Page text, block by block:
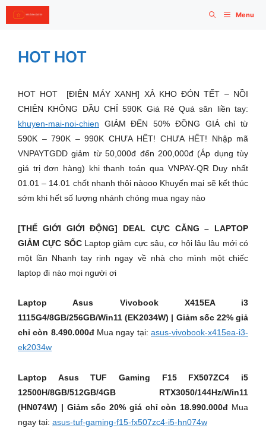
Skip
to
Menu
HOT HOT
HOT HOT [ĐIỆN MÁY XANH] XẢ KHO ĐÓN TẾT – NỒI
CHIÊN KHÔNG DẦU CHỈ 590K Giá Rẻ Quá săn liền tay:
khuyen-mai-noi-chien GIẢM ĐẾN 50% ĐỒNG GIÁ chỉ từ
590K – 790K – 990K CHƯA HẾT! CHƯA HẾT! Nhập mã
VNPAYTGDD giảm từ 50,000đ đến 200,000đ (Áp dụng tùy
giá trị đơn hàng) khi thanh toán qua VNPAY-QR Duy nhất
01.01 – 14.01 chốt nhanh thôi nàooo Khuyến mại sẽ kết thúc
sớm khi hết số lượng nhánh chóng mua ngay nào
[THẾ GIỚI GIỚI ĐỘNG] DEAL CỰC CĂNG – LAPTOP
GIẢM CỰC SỐC Laptop giảm cực sâu, cơ hội lâu lâu mới có
một lần Nhanh tay rinh ngay về nhà cho mình một chiếc
laptop đi nào mọi người ơi
Laptop Asus Vivobook X415EA i3
1115G4/8GB/256GB/Win11 (EK2034W) | Giảm sốc 22% giả
chỉ còn 8.490.000đMua ngay tại:asus-vivobook-x415ea-i3-
ek2034w
Laptop Asus TUF Gaming F15 FX507ZC4 i5
12500H/8GB/512GB/4GB RTX3050/144Hz/Win11
(HN074W) | Giảm sốc 20% giá chỉ còn 18.990.000đ Mua
ngay tại: asus-tuf-gaming-f15-fx507zc4-i5-hn074w